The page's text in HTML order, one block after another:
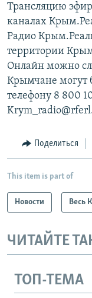
Трансляцию
каналах
Радио
территории
Онлайн можно
Крымчане могут
телефону 8 800
Поделиться
This item is part of
Новости Весь
ЧИТАЙТЕ
ТОП-ТЕМА